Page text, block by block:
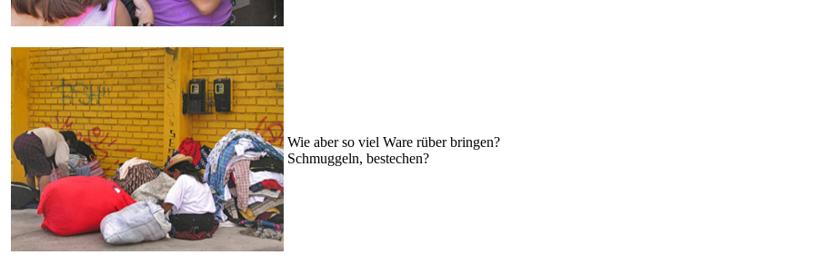
Wie aber so viel Ware rüber bringen?
Schmuggeln, bestechen?